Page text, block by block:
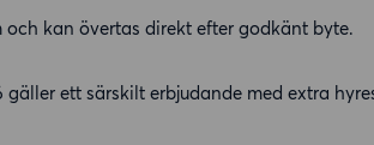
kan övertas direkt efter godkänt byte.
ett särskilt erbjudande med extra